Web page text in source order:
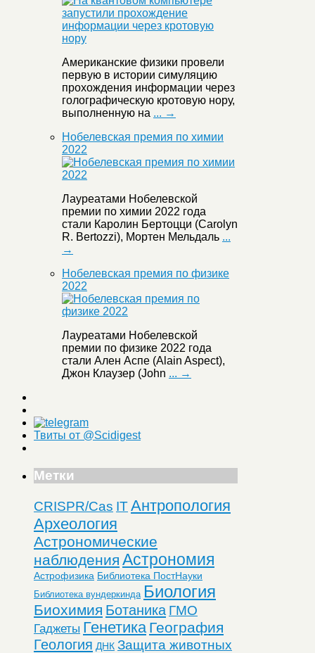
Американские физики провели
первую в истории симуляцию
прохождения информации через
голографическую кротовую нору,
выполненную на ... →
Нобелевская премия по химии
2022
Лауреатами Нобелевской
премии по химии 2022 года
стали Каролин Бертоцци (Carolyn
R. Bertozzi), Мортен Мельдаль ...
→
Нобелевская премия по физике
2022
Лауреатами Нобелевской
премии по физике 2022 года
стали Ален Аспе (Alain Aspect),
Джон Клаузер (John ... →
Твиты от @Scidigest
Метки
CRISPR/Cas ITАнтропология
Археология
Астрономические
наблюдения Астрономия
Астрофизика Библиотека ПостНауки
Библиотека вундеркинда Биология
Биохимия Ботаника ГМО
Гаджеты Генетика География
Геология ДНК Защита животных